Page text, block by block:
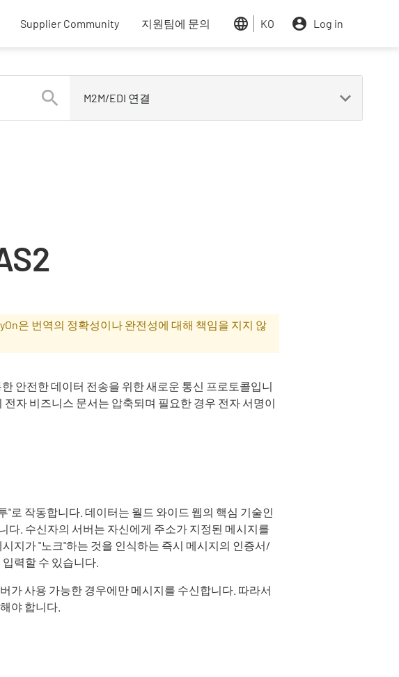
links
Supplier Community 지원팀에 문의 KO Log in
은 번역의 정확성이나 완전성에 대해 책임을 지지 않
안전한 데이터 전송을 위한 새로운 통신 프로토콜입니
자 비즈니스 문서는 압축되며 필요한 경우 전자 서명이
"로 작동합니다. 데이터는 월드 와이드 웹의 핵심 기술인
다. 수신자의 서버는 자신에게 주소가 지정된 메시지를
지가 "노크"하는 것을 인식하는 즉시 메시지의 인증서/
력할 수 있습니다.
가 사용 가능한 경우에만 메시지를 수신합니다. 따라서
야 합니다.